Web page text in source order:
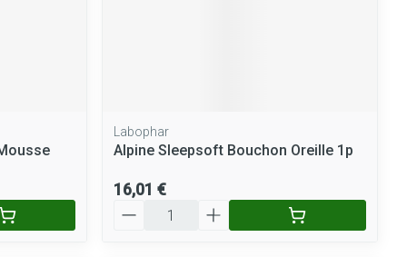
Labophar
Alpine Sleepsoft Bouchon Oreille 1p
16,01 €
Quantité